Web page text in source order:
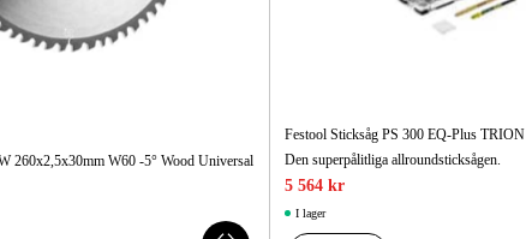
260x2,5x30mm W60 -5° Wood Universal
Festool Sticksåg PS 300 EQ-Plus TRION
Den superpålitliga allroundsticksågen.
5 564 kr
I lager